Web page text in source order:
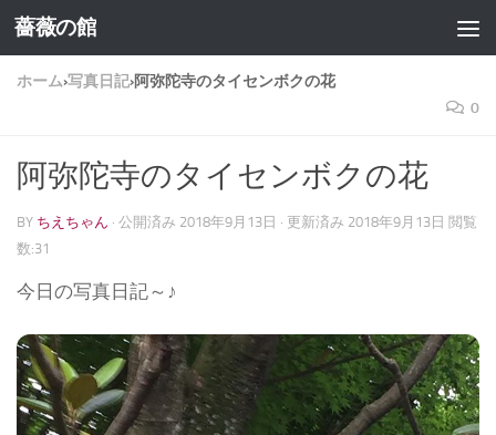
コンテンツへスキップ
薔薇の館
ホーム›写真日記›阿弥陀寺のタイセンボクの花
0
阿弥陀寺のタイセンボクの花
BY ちえちゃん · 公開済み 2018年9月13日 · 更新済み 2018年9月13日 閲覧
数:31
今日の写真日記～♪